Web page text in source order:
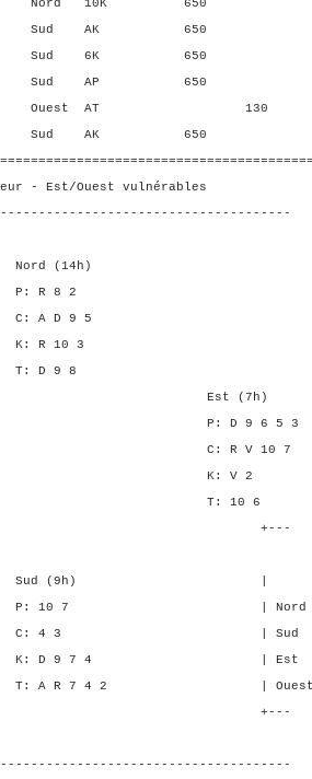
10K 650
Sud AK 650
Sud 6K 650
Sud AP 650
AT 130 0,00
Sud AK 650
- Est/Ouest vulnérables
8 2
D 9 5
10 3
9 8
Est (7h)
4 P: D 9 6
2 C: R V
6 5 K:
5 3 T:
| SA P C
| Nord 2 -
| Sud 2 - 1
7 4 | Est - 1
4 2 | Ouest -